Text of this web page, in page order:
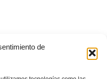
de
Plana